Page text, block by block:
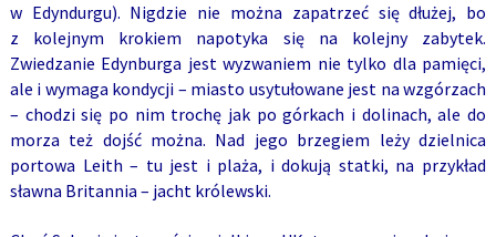
w Edyndurgu). Nigdzie nie można zapatrzeć się dłużej, bo
z kolejnym krokiem napotyka się na kolejny zabytek.
Zwiedzanie Edynburga jest wyzwaniem nie tylko dla pamięci,
ale i wymaga kondycji – miasto usytułowane jest na wzgórzach
– chodzi się po nim trochę jak po górkach i dolinach, ale do
morza też dojść można. Nad jego brzegiem leży dzielnica
portowa Leith – tu jest i plaża, i dokują statki, na przykład
sławna Britannia – jacht królewski.